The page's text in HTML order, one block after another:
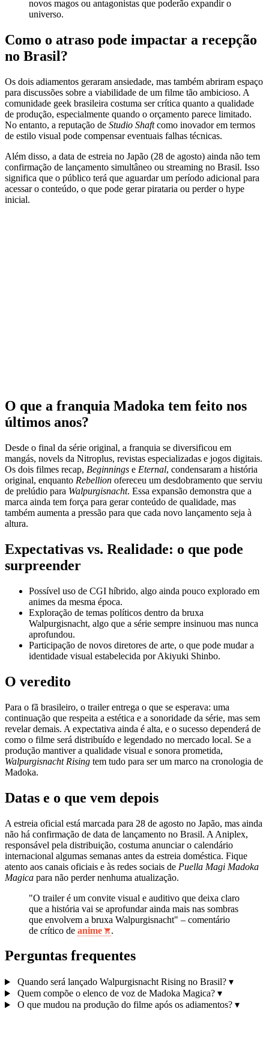
novos magos ou antagonistas que poderão expandir o
universo.
Como o atraso pode impactar a recepção
no Brasil?
Os dois adiamentos geraram ansiedade, mas também abriram espaço
para discussões sobre a viabilidade de um filme tão ambicioso. A
comunidade geek brasileira costuma ser crítica quanto a qualidade
de produção, especialmente quando o orçamento parece limitado.
No entanto, a reputação de Studio Shaftcomo inovador em termos
de estilo visual pode compensar eventuais falhas técnicas.
Além disso, a data de estreia no Japão (28 de agosto) ainda não tem
confirmação de lançamento simultâneo ou streaming no Brasil. Isso
significa que o público terá que aguardar um período adicional para
acessar o conteúdo, o que pode gerar pirataria ou perder o hype
inicial.
O que a franquia Madoka tem feito nos
últimos anos?
Desde o final da série original, a franquia se diversificou em
mangás, novels da Nitroplus, revistas especializadas e jogos digitais.
Os dois filmes recap, Beginnings e Eternal, condensaram a história
original, enquanto Rebellion ofereceu um desdobramento que serviu
de prelúdio para Walpurgisnacht. Essa expansão demonstra que a
marca ainda tem força para gerar conteúdo de qualidade, mas
também aumenta a pressão para que cada novo lançamento seja à
altura.
Expectativas vs. Realidade: o que pode
surpreender
Possível uso de CGI híbrido, algo ainda pouco explorado em
animes da mesma época.
Exploração de temas políticos dentro da bruxa
Walpurgisnacht, algo que a série sempre insinuou mas nunca
aprofundou.
Participação de novos diretores de arte, o que pode mudar a
identidade visual estabelecida por Akiyuki Shinbo.
O veredito
Para o fã brasileiro, o trailer entrega o que se esperava: uma
continuação que respeita a estética e a sonoridade da série, mas sem
revelar demais. A expectativa ainda é alta, e o sucesso dependerá de
como o filme será distribuído e legendado no mercado local. Se a
produção mantiver a qualidade visual e sonora prometida,
Walpurgisnacht Rising tem tudo para ser um marco na cronologia de
Madoka.
Datas e o que vem depois
A estreia oficial está marcada para 28 de agosto no Japão, mas ainda
não há confirmação de data de lançamento no Brasil. A Aniplex,
responsável pela distribuição, costuma anunciar o calendário
internacional algumas semanas antes da estreia doméstica. Fique
atento aos canais oficiais e às redes sociais de Puella Magi Madoka
Magica para não perder nenhuma atualização.
"O trailer é um convite visual e auditivo que deixa claro
que a história vai se aprofundar ainda mais nas sombras
que envolvem a bruxa Walpurgisnacht" – comentário
de crítico de anime .
Perguntas frequentes
Quando será lançado Walpurgisnacht Rising no Brasil? ▾
Quem compõe o elenco de voz de Madoka Magica? ▾
O que mudou na produção do filme após os adiamentos? ▾